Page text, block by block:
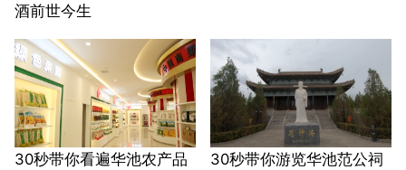
酒前世今生
30秒带你看遍华池农产品 30秒带你游览华池范公祠